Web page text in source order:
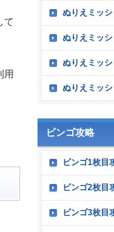
て
用
ぬりえミッ
ぬりえミッ
ぬりえミッ
ぬりえミッ
ビンゴ攻略
ビンゴ1枚目
ビンゴ2枚目
ビンゴ3枚目